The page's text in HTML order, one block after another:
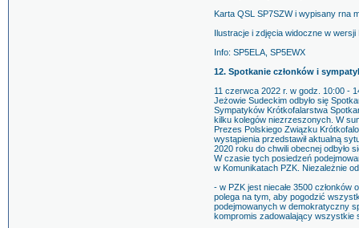
Karta QSL SP7SZW i wypisany rna
Ilustracje i zdjęcia widoczne w wersji
Info: SP5ELA, SP5EWX
12. Spotkanie członków i
11 czerwca 2022 r. w godz. 10:00 -
Jeżowie Sudeckim odbyło się
Sympatyków Krótkofalarstwa
kilku kolegów niezrzeszonych. W
Prezes Polskiego Związku
wystąpienia przedstawił aktualną
2020 roku do chwili obecnej odbyło
W czasie tych posiedzeń
w Komunikatach PZK. Niezależnie
- w PZK jest niecałe 3500 członków
polega na tym, aby pogodzić
podejmowanych w demokratyczny
kompromis zadowalający wszystkie